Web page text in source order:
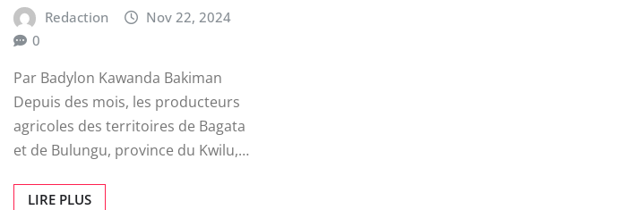
Redaction
Nov 22, 2024
0
Par Badylon Kawanda Bakiman
Depuis des mois, les producteurs
agricoles des territoires de Bagata
et de Bulungu, province du Kwilu,…
LIRE PLUS